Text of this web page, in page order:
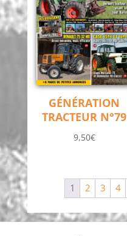
GÉNÉRATION
TRACTEUR N°79
9,50€
1 2 3 4